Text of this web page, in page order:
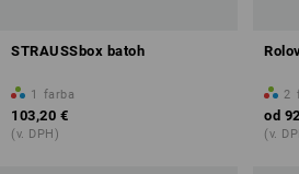
STRAUSSbox batoh
1 farba
103,20 €
(v. DPH)
2
od
(v.